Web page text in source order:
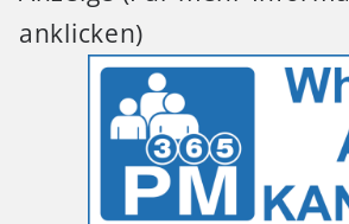
anklicken)